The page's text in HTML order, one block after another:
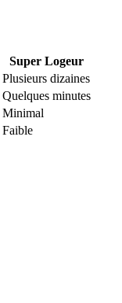
Super Logeur
Plusieurs dizaines
Quelques minutes
Minimal
Faible